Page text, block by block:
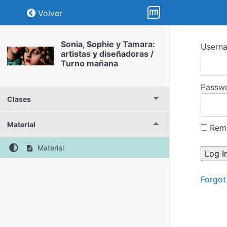
Return to course: Sonia, Sophie y
Volver
Sonia, Sophie y Tamara:
artistas y diseñadoras /
Turno mañana
Clases
Material
Material